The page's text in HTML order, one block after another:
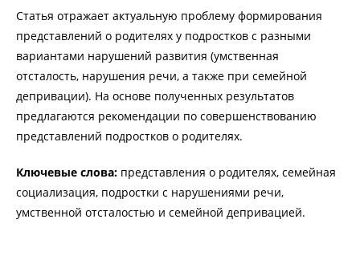
Статья отражает актуальную проблему формирования
представлений о родителях у подростков с разными
вариантами нарушений развития (умственная
отсталость, нарушения речи, а также при семейной
депривации). На основе полученных результатов
предлагаются рекомендации по совершенствованию
представлений подростков о родителях.
Ключевые слова: представления о родителях, семейная
социализация, подростки с нарушениями речи,
умственной отсталостью и семейной депривацией.